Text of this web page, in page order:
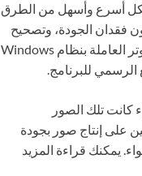
أسرع وأسهل من الطرق
فقدان الجودة، وتصحيح
الألوان بشكل تلقائي. البرنامج متاح كإصدار مستقل يمكن تثبيته بسهولة على أجهزة الكمبيوتر العاملة بنظام Windows
كانت تلك الصور
على إنتاج صور بجودة
يمكنك قراءة المزيد